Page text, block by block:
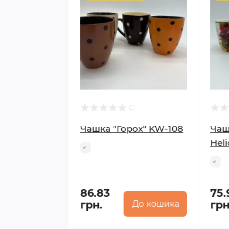
Чашка "Горох" KW-108
86.83
грн.
До кошика